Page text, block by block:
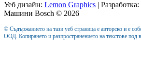
Уеб дизайн: Lemon Graphics | Разработка:
Машини Bosch © 2026
© Съдържанието на тази уеб страница е авторско и е
ООД. Копирането и разпространението на текстове под